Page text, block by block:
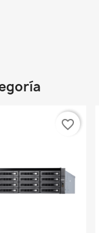
favorite_border